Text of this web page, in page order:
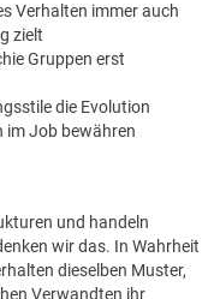
Verhalten immer auch
zielt
Gruppen erst
die Evolution
im Job bewähren
und handeln
wir das. In Wahrheit
dieselben Muster,
Verwandten ihr